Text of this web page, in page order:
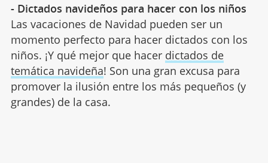
- Dictados navideños para hacer con los niños
Las vacaciones de Navidad pueden ser un
momento perfecto para hacer dictados con los
niños. ¡Y qué mejor que hacer dictados de
temática navideña! Son una gran excusa para
promover la ilusión entre los más pequeños (y
grandes) de la casa.